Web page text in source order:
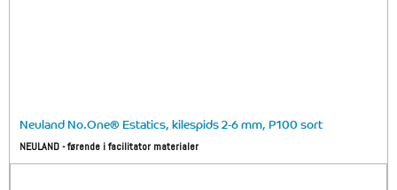
Neuland No.One® Estatics, kilespids 2-6 mm, P100 sort
NEULAND - førende i facilitator materialer